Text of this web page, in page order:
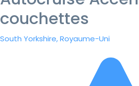
couchettes
South Yorkshire, Royaume-Uni